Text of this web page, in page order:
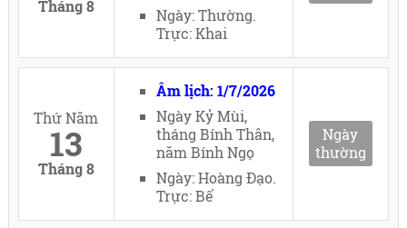
Tháng 8
Ngày: Thường.
Trực: Khai
Thứ Năm
13
Tháng 8
Âm lịch: 1/7/2026
Ngày Kỷ Mùi,
tháng Bính Thân,
năm Bính Ngọ
Ngày: Hoàng Đạo.
Trực: Bế
Ngày
thường